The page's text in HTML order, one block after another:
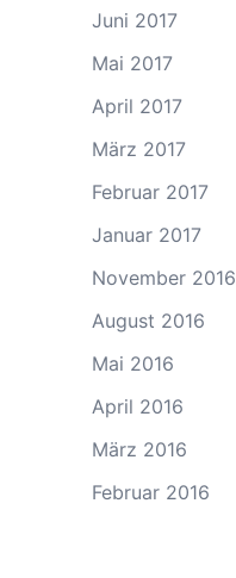
Juni 2017
Mai 2017
April 2017
März 2017
Februar 2017
Januar 2017
November 2016
August 2016
Mai 2016
April 2016
März 2016
Februar 2016